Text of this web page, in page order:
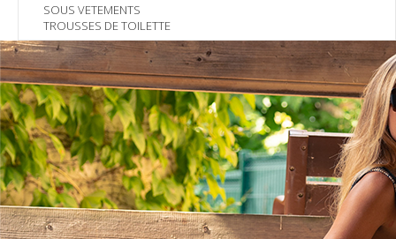
SOUS VETEMENTS
TROUSSES DE TOILETTE